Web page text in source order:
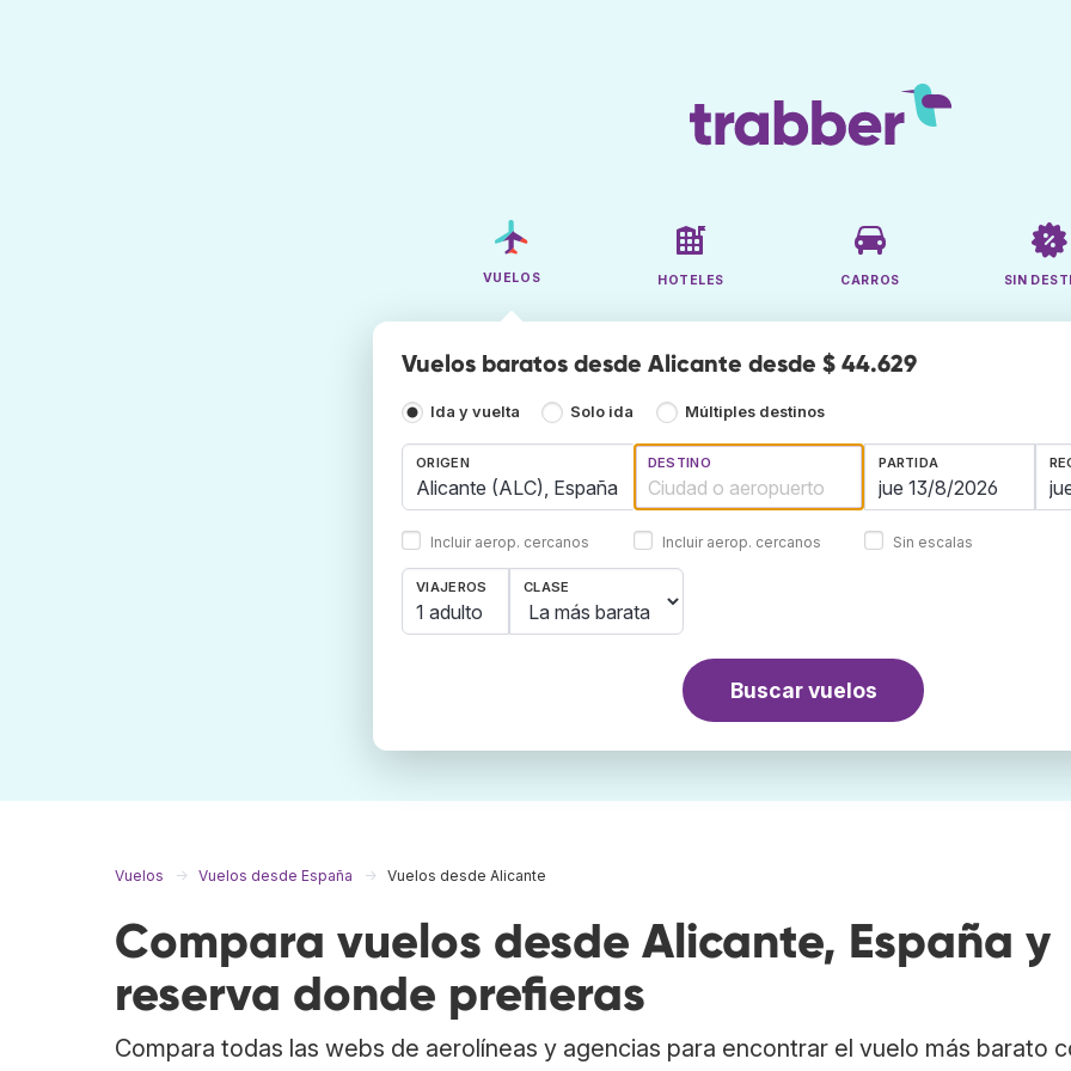
VUELOS HOTELES CARROS SIN
Vuelos baratos desde Alicante desde $ 44.629
Ida y vuelta Solo ida Múltiples destinos
ORIGEN
Incluir aerop. cercanos
DESTINO
Incluir aerop. cercanos
PARTIDA
Sin escalas
VIAJEROS
1 adulto
CLASE
Buscar vuelos
Vuelos Vuelos desde España Vuelos desde Alicante
Compara vuelos desde Alicante, España y
reserva donde prefieras
Compara todas las webs de aerolíneas y agencias para encontrar el vuelo más barato